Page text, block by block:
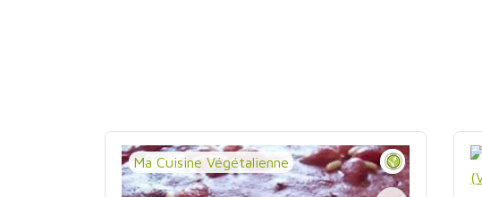
Ma Cuisine Végétalienne